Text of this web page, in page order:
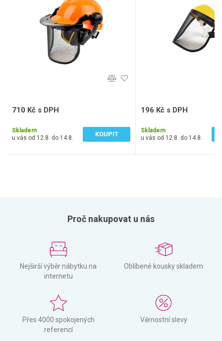
710 Kč s DPH
Skladem
u vás od 12.8. do 14.8.
KOUPIT
196 Kč s DPH
Skladem
u vás od 12.8. do 14.8.
Proč nakupovat u nás
Nejširší výběr nábytku na
internetu
Oblíbené kousky skladem
Přes 4000 spokojených
referencí
Věrnostní slevy